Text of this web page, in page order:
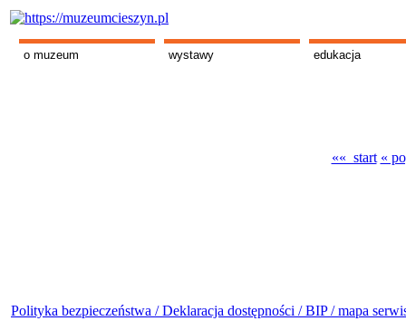
o muzeum wystawy edukacja
«« start «
Polityka bezpieczeństwa /Deklaracja dostępności /BIP /mapa